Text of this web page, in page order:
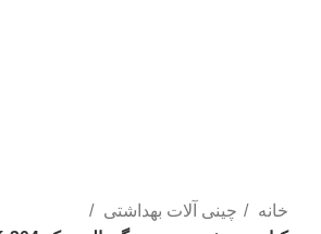
خانه
چینی آلات بهداشتی